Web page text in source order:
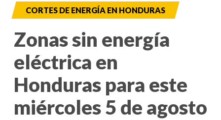
CORTES DE ENERGÍA EN HONDURAS
Zonas sin energía
eléctrica en
Honduras para este
miércoles 5 de agosto